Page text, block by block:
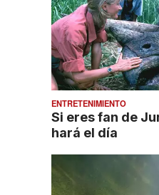
ENTRETENIMIENTO
Si eres fan de
hará el día